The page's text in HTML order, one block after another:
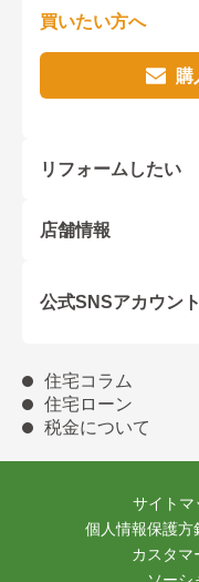
買いたい方へ
購
リフォームしたい
店舗情報
公式SNSアカウント
住宅コラム
住宅ローン
税金について
サイトマ
個人情報保護方
カスタマ